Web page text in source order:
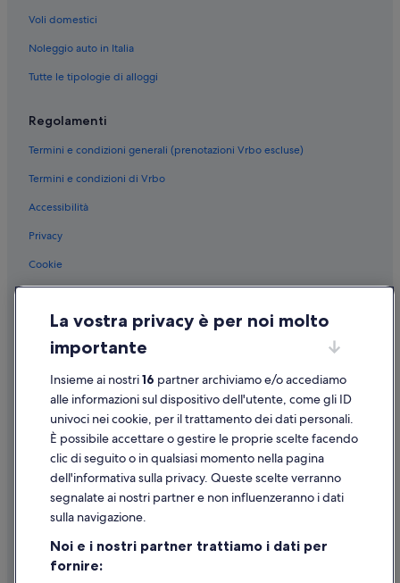
Voli domestici
Noleggio auto in Italia
Tutte le tipologie di alloggi
Regolamenti
Termini e condizioni generali (prenotazioni Vrbo escluse)
Termini e condizioni di Vrbo
Accessibilità
Privacy
Cookie
Informazioni legali/Contatti
Linee guida sui contenuti e segnalazione dei contenuti
Supporto
Assistenza clienti
Contattaci
Come cancellare un volo
Come modificare la prenotazione di un hotel o una casa vacanze
Utilizzare un coupon Expedia
La vostra privacy è per noi molto
importante
Insieme ai nostri16 partner archiviamo e/o accediamo
alle informazioni sul dispositivo dell'utente, come gli ID
univoci nei cookie, per il trattamento dei dati personali.
È possibile accettare o gestire le proprie scelte facendo
clic di seguito o in qualsiasi momento nella pagina
dell'informativa sulla privacy. Queste scelte verranno
segnalate ai nostri partner e non influenzeranno i dati
sulla navigazione.
Noi e i nostri partner trattiamo i dati per
fornire: